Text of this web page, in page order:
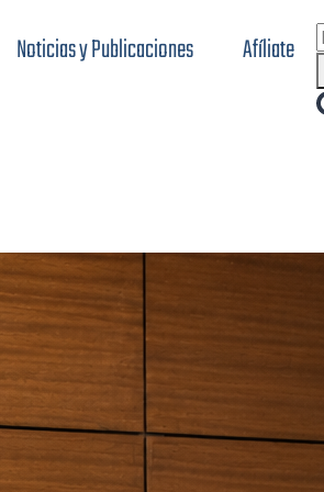
Noticias y Publicaciones Afíliate